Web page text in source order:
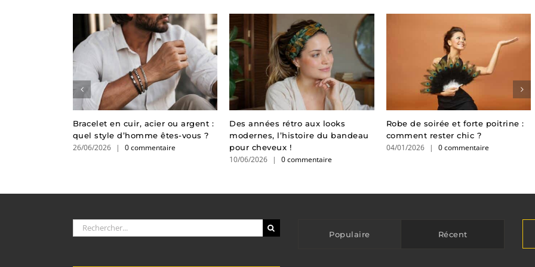
Bracelet en cuir, acier ou argent :
quel style d’homme êtes-vous ?
26/06/2026 | 0 commentaire
Des années rétro aux looks
modernes, l’histoire du bandeau
pour cheveux !
10/06/2026 | 0 commentaire
Robe de soirée et forte poitrine :
comment rester chic ?
04/01/2026 | 0 commentaire
Rechercher:
Populaire Récent